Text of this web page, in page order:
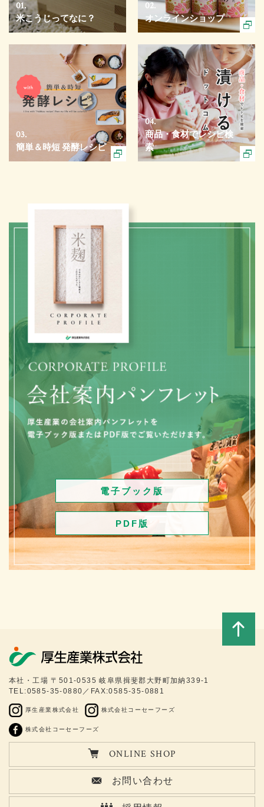
01.
米こうじってなに？
02.
オンラインショップ
03.
簡単＆時短 発酵レシピ
04.
商品・食材でレシピ検
索
電子ブック版
PDF版
本社・工場 〒501-0535 岐阜県揖斐郡大野町加納339-1
TEL:0585-35-0880／FAX:0585-35-0881
厚生産業株式会社 株式会社コーセーフーズ
株式会社コーセーフーズ
ONLINE SHOP
お問い合わせ